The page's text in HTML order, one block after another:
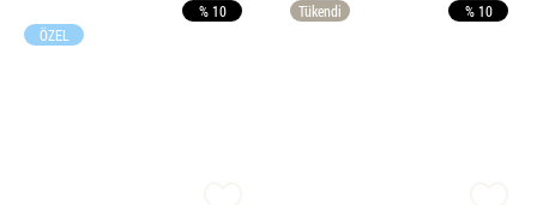
% 10
ÖZEL
% 10
Tükendi